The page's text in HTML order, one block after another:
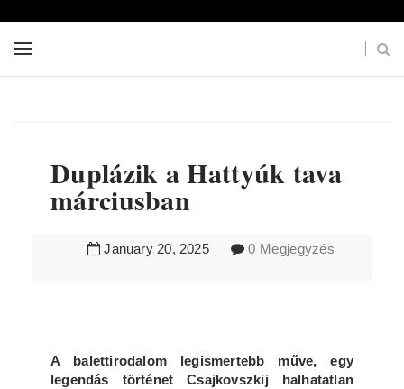
Duplázik a Hattyúk tava
márciusban
January 20, 2025 0 Megjegyzés
A balettirodalom legismertebb műve, egy
legendás történet Csajkovszkij halhatatlan